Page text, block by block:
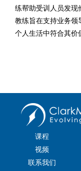
练帮助受训人员发现
教练旨在支持业务领
个人生活中符合其价
课程
视频
联系我们